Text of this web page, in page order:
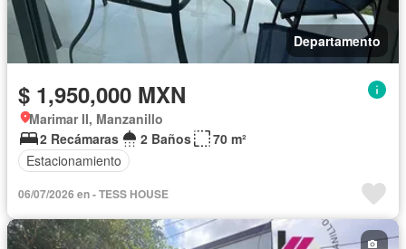
Departamento
$ 1,950,000 MXN
Marimar II, Manzanillo
2 Recámaras
2 Baños
70 m²
Estacionamiento
06/07/2026 en - TESS HOUSE